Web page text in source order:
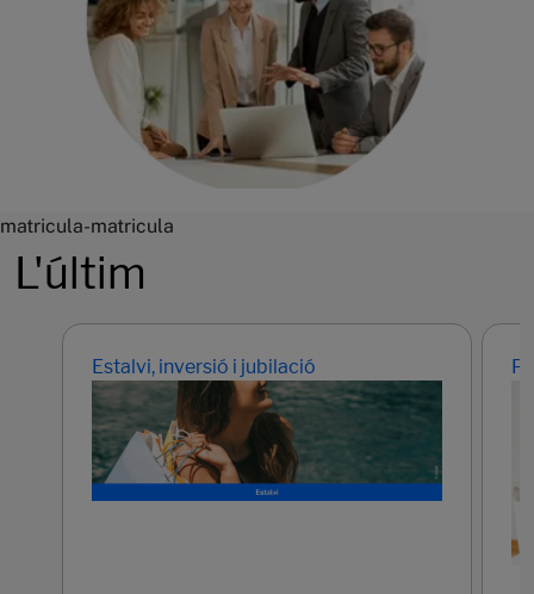
matricula-matricula
L'últim
Estalvi, inversió i jubilació